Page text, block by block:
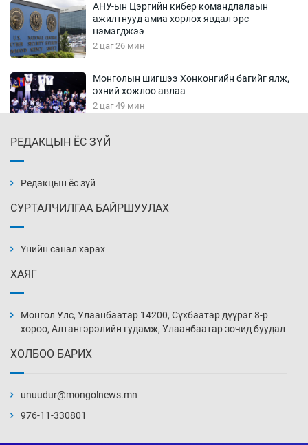
АНУ-ын Цэргийн кибер командлалаын
ажилтнууд амиа хорлох явдал эрс
нэмэгджээ
2 цаг 26 мин
Монголын шигшээ Хонконгийн багийг ялж,
эхний хожлоо авлаа
2 цаг 49 мин
3 цаг 19 мин
3 цаг 49 мин
4 цаг 19 мин
4 цаг 49 мин
РЕДАКЦЫН ЁС ЗҮЙ
Редакцын ёс зүй
СУРТАЛЧИЛГАА БАЙРШУУЛАХ
Үнийн санал харах
ХАЯГ
Монгол Улс, Улаанбаатар 14200, Сүхбаатар дүүрэг 8-р
хороо, Алтангэрэлийн гудамж, Улаанбаатар зочид буудал
ХОЛБОО БАРИХ
unuudur@mongolnews.mn
976-11-330801